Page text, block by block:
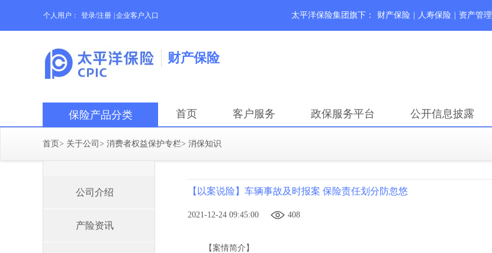
个人用户： 登录/注册 企业客户入口 太平洋保险集团旗下： 财产保险 人寿保险 资产管理
财产保险
保险产品分类 首页 客户服务 政保服务平台 公开信息披露
首页> 关于公司 > 消费者权益保护专栏> 消保知识
公司介绍
产险资讯
【以案说险】车辆事故及时报案 保险责任划分防忽悠
2021-12-24 09:45:00 408
【案情简介】